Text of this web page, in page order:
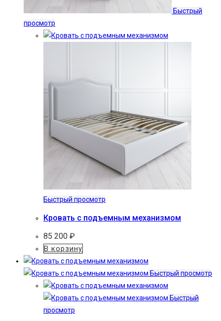
Быстрый
просмотр
Быстрый просмотр
Кровать с подъемным механизмом
85 200 ₽
В корзину
Быстрый просмотр
Быстрый
просмотр